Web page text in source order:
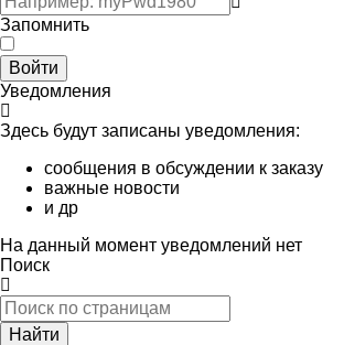
Запомнить
Войти
Уведомления
Здесь будут записаны уведомления:
сообщения в обсуждении к заказу
важные новости
и др
На данный момент уведомлений нет
Поиск
Найти